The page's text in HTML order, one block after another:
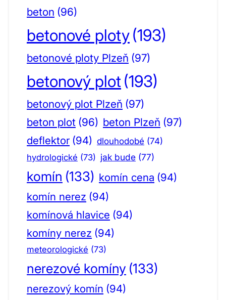
beton (96)
betonové ploty(193)
betonové ploty Plzeň (97)
betonový plot (193)
betonový plot Plzeň (97)
beton plot (96) beton Plzeň (97)
deflektor (94) dlouhodobé (74)
hydrologické (73) jak bude (77)
komín (133) komín cena (94)
komín nerez (94)
komínová hlavice (94)
komíny nerez (94)
meteorologické (73)
nerezové komíny (133)
nerezový komín (94)